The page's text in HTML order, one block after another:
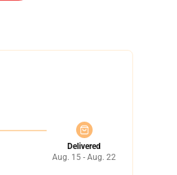
Delivered
Aug. 15 - Aug. 22